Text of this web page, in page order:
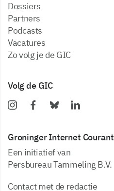
dossiers
partners
podcasts
vacatures
zo volg je de GIC
Volg de GIC
Groninger Internet Courant
Een initiatief van
Persbureau Tammeling B.V.
Contact met de redactie